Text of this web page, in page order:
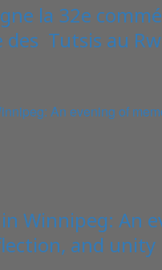
la 32e
des Tutsis au
Winnipeg: An
and unity